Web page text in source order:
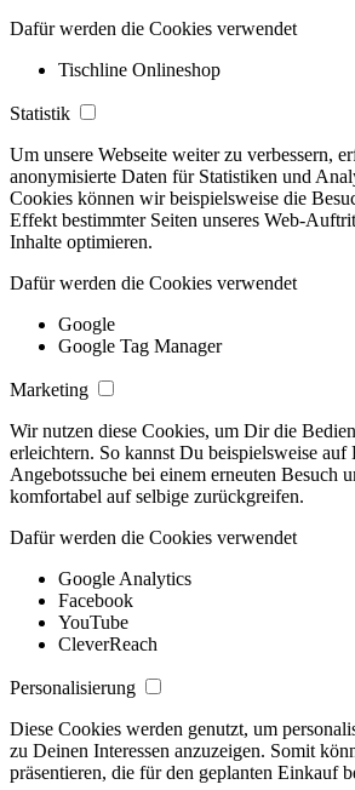
Dafür werden die Cookies verwendet
Tischline Onlineshop
Statistik
Um unsere Webseite weiter zu verbessern,
anonymisierte Daten für Statistiken und
Cookies können wir beispielsweise die
Effekt bestimmter Seiten unseres Web-
Inhalte optimieren.
Dafür werden die Cookies verwendet
Google
Google Tag Manager
Marketing
Wir nutzen diese Cookies, um Dir die
erleichtern. So kannst Du beispielsweise auf
Angebotssuche bei einem erneuten Besuch
komfortabel auf selbige zurückgreifen.
Dafür werden die Cookies verwendet
Google Analytics
Facebook
YouTube
CleverReach
Personalisierung
Diese Cookies werden genutzt, um
zu Deinen Interessen anzuzeigen. Somit
präsentieren, die für den geplanten Einkauf